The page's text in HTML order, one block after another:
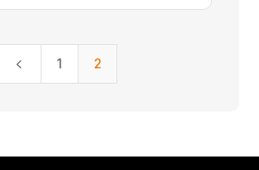
4 1 2